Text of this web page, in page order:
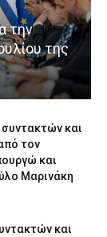
την
της
και
τον
και
Μαρινάκη
και